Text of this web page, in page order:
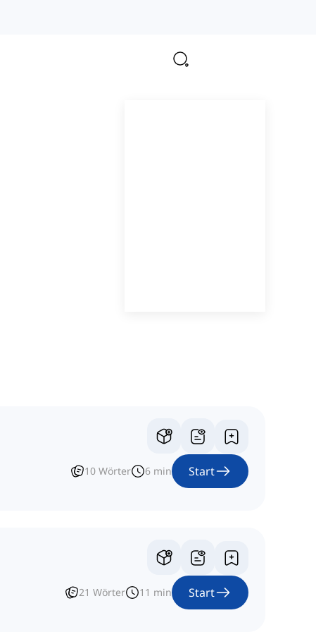
10 Wörter 6 min Start
21 Wörter 11 min Start